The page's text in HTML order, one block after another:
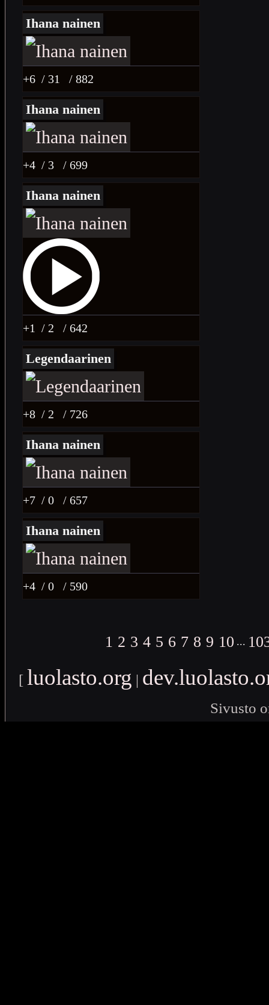
Ihana nainen
+6 / 31 / 882
Ihana nainen
+4 / 3 / 699
Ihana nainen
+1 / 2 / 642
Legendaarinen
+8 / 2 / 726
Ihana nainen
+7 / 0 / 657
Ihana nainen
+4 / 0 / 590
1 2 3 4 5 6 7 8 9 10 ...
[ luolasto.org |
Sivusto